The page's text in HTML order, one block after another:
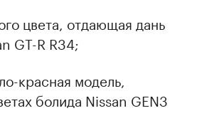
цвета, отдающая дань
GT-R R34;
красная модель,
болида Nissan GEN3